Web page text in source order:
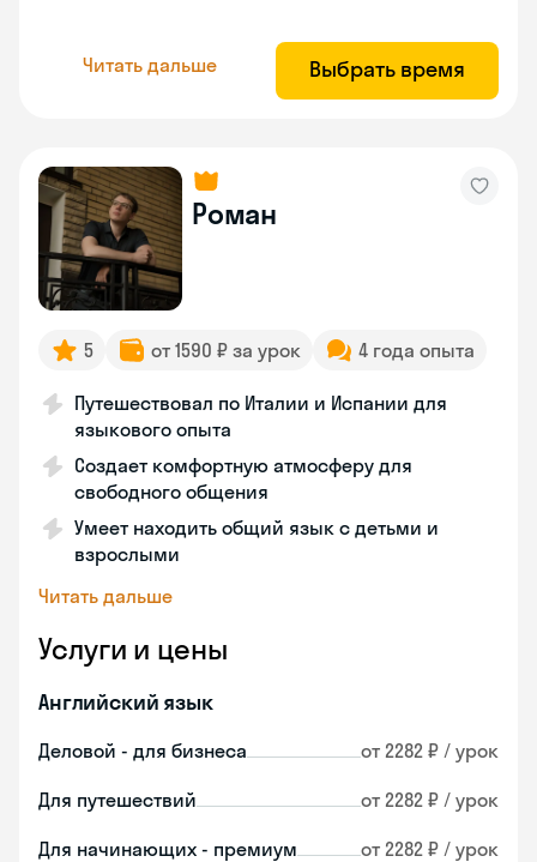
Читать дальше Выбрать время
Роман
5 от 1590 ₽ за урок 4 года опыта
Путешествовал по Италии и Испании для
языкового опыта
Создает комфортную атмосферу для
свободного общения
Умеет находить общий язык с детьми и
взрослыми
Читать дальше
Услуги и цены
Английский язык
Деловой - для бизнеса от 2282 ₽ / урок
Для путешествий от 2282 ₽ / урок
Для начинающих - премиум от 2282 ₽ / урок